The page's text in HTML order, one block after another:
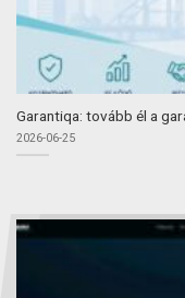
Garantiqa: tovább él a
2026-06-25